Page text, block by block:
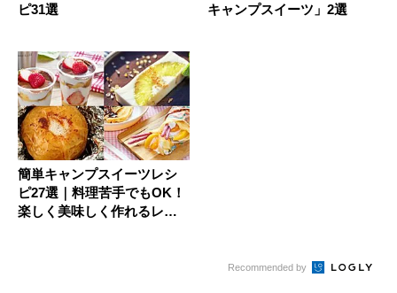
ピ31選
キャンプスイーツ」2選
簡単キャンプスイーツレシ
ピ27選｜料理苦手でもOK！
楽しく美味しく作れるレシ
Recommended by